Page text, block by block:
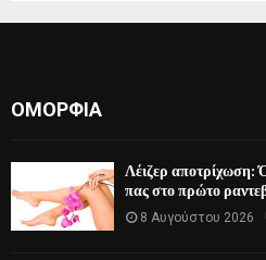
ΟΜΟΡΦΙΆ
Λέιζερ αποτρίχωση:
πας στο πρώτο
8 Αυγούστου 2026